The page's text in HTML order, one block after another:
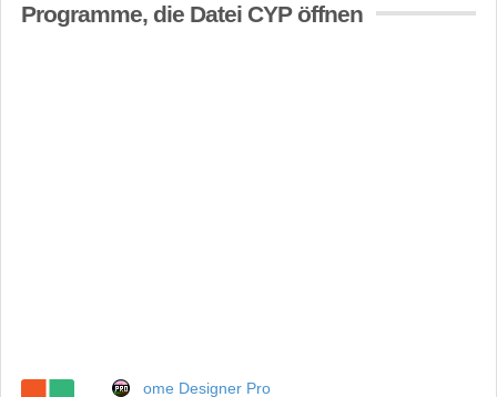
Programme, die Datei CYP öffnen
ome Designer Pro